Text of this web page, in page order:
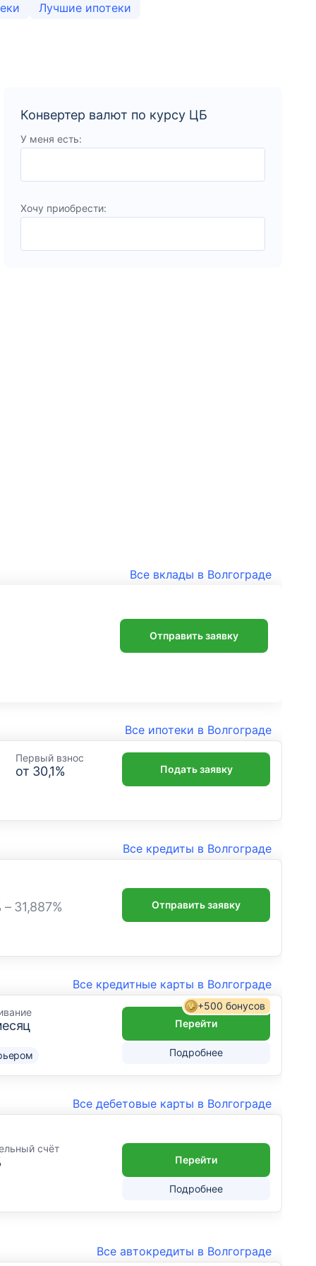
Лучшие ипотеки
Конвертер валют по курсу ЦБ
У меня есть:
Хочу приобрести:
Все вклады в Волгограде
Отправить заявку
Все ипотеки в Волгограде
Первый взнос
от 30,1% Подать заявку
Все кредиты в Волгограде
– 31,887% Отправить заявку
Все кредитные карты в Волгограде
Подробнее
+500 бонусов
Перейти
Все дебетовые карты в Волгограде
счёт
Подробнее
Перейти
Все автокредиты в Волгограде